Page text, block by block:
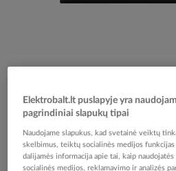
beginning
the
images
Rėmelis trigubas antracito
Elektrobalt prekės kodas
Elektrobalt.lt puslapyje yra
pagrindiniai slapukų tipai
Naudojame slapukus, kad svetainė veiktų
skelbimus, teiktų socialinės medijos funkcijas
dalijamės informacija apie tai, kaip
socialinės medijos, reklamavimo ir analizės